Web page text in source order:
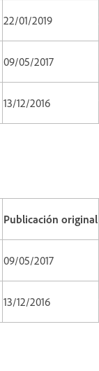
22/01/2019
09/05/2017
13/12/2016
Publicación original
09/05/2017
13/12/2016